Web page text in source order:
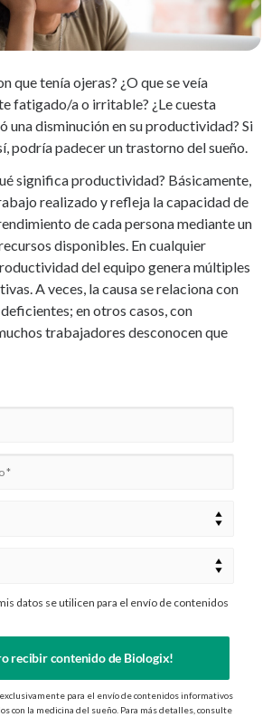
que tenía ojeras? ¿O que se veía
fatigado/a o irritable? ¿Le cuesta
una disminución en su productividad? Si
podría padecer un trastorno del sueño.
significa productividad? Básicamente,
realizado y refleja la capacidad de
de cada persona mediante un
disponibles. En cualquier
del equipo genera múltiples
A veces, la causa se relaciona con
en otros casos, con
trabajadores desconocen que
datos se utilicen para el envío de contenidos
recibir contenido de Biologix!
para el envío de contenidos informativos
con la medicina del sueño. Para más detalles, consulte